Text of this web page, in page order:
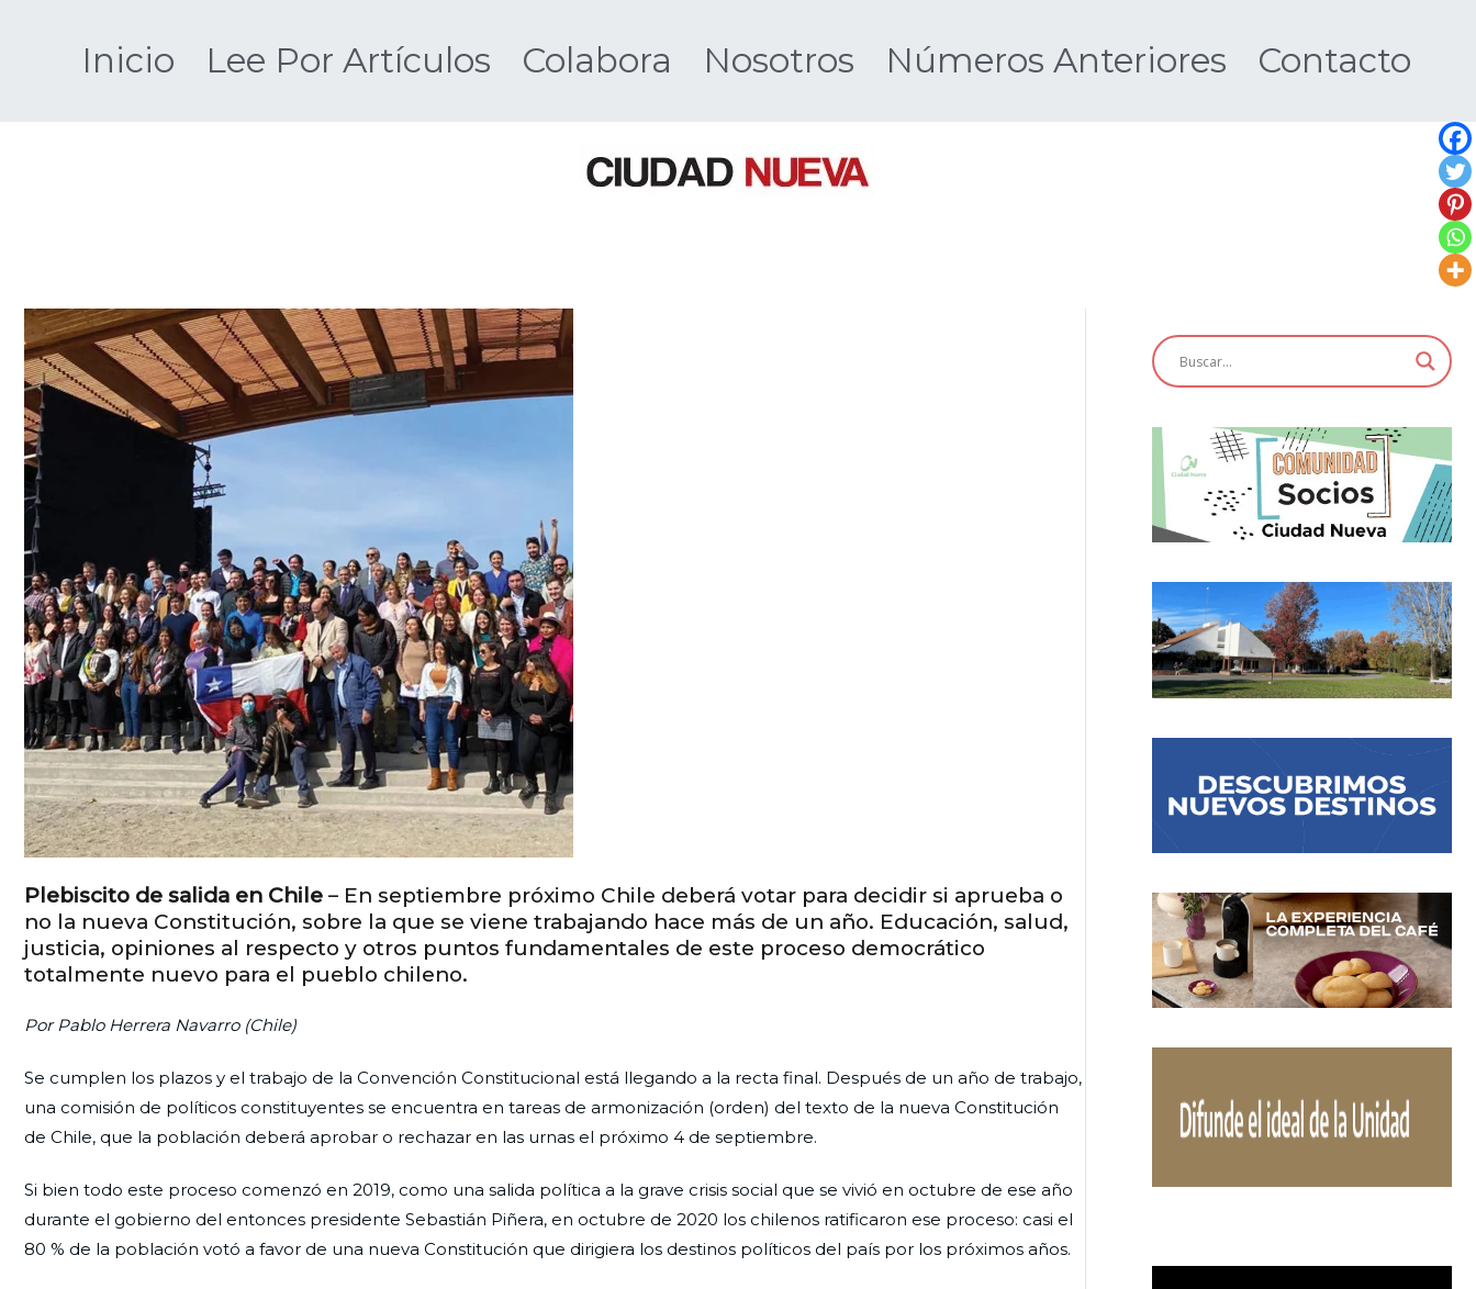
Inicio Lee Por Artículos Colabora Nosotros Números Anteriores Contacto
Plebiscito de salida en Chile – En septiembre próximo Chile deberá votar para decidir si aprueba o
no la nueva Constitución, sobre la que se viene trabajando hace más de un año. Educación, salud,
justicia, opiniones al respecto y otros puntos fundamentales de este proceso democrático
totalmente nuevo para el pueblo chileno.
Por Pablo Herrera Navarro (Chile)
Se cumplen los plazos y el trabajo de la Convención Constitucional está llegando a la recta final. Después de un año de trabajo,
una comisión de políticos constituyentes se encuentra en tareas de armonización (orden) del texto de la nueva Constitución
de Chile, que la población deberá aprobar o rechazar en las urnas el próximo 4 de septiembre.
Si bien todo este proceso comenzó en 2019, como una salida política a la grave crisis social que se vivió en octubre de ese año
durante el gobierno del entonces presidente Sebastián Piñera, en octubre de 2020 los chilenos ratificaron ese proceso: casi el
80 % de la población votó a favor de una nueva Constitución que dirigiera los destinos políticos del país por los próximos años.